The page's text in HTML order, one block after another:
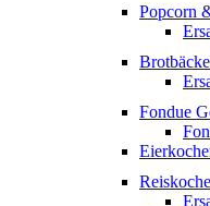
Popcorn
Fondue